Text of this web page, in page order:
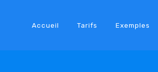
Accueil Tarifs Exemples